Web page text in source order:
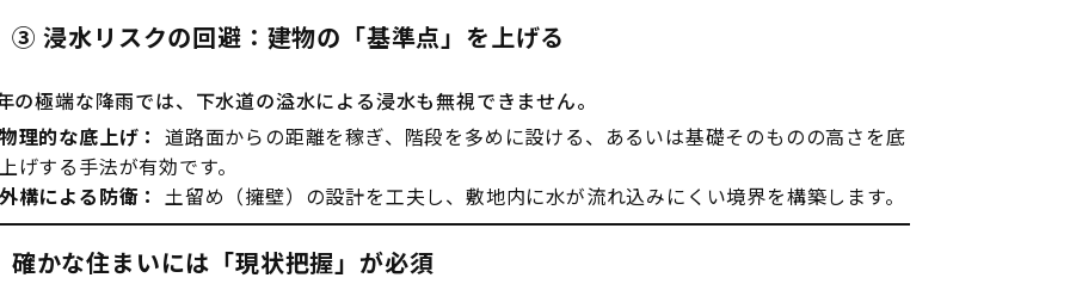
③ 浸水リスクの回避：建物の「基準点」を上げる
の極端な降雨では、下水道の溢水による浸水も無視できません。
理的な底上げ： 道路面からの距離を稼ぎ、階段を多めに設ける、あるいは基礎そのものの高さを底
げする手法が有効です。
構による防衛： 土留め（擁壁）の設計を工夫し、敷地内に水が流れ込みにくい境界を構築します。
確かな住まいには「現状把握」が必須